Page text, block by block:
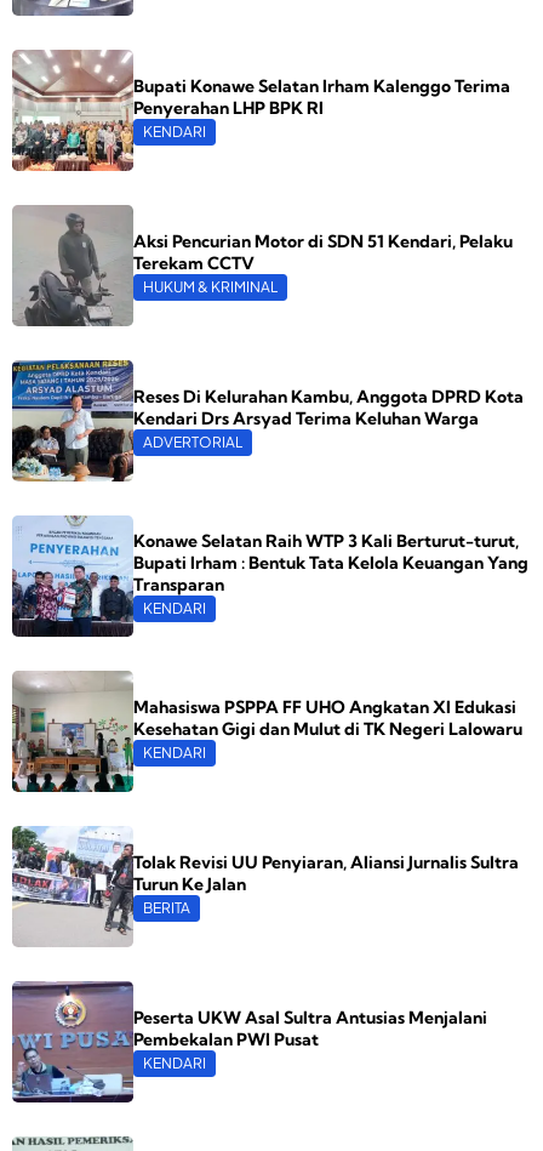
Bupati Konawe Selatan Irham Kalenggo Terima
Penyerahan LHP BPK RI
KENDARI
Aksi Pencurian Motor di SDN 51 Kendari, Pelaku
Terekam CCTV
HUKUM & KRIMINAL
Reses Di Kelurahan Kambu, Anggota DPRD Kota
Kendari Drs Arsyad Terima Keluhan Warga
ADVERTORIAL
Konawe Selatan Raih WTP 3 Kali Berturut-turut,
Bupati Irham : Bentuk Tata Kelola Keuangan Yang
Transparan
KENDARI
Mahasiswa PSPPA FF UHO Angkatan XI Edukasi
Kesehatan Gigi dan Mulut di TK Negeri Lalowaru
KENDARI
Tolak Revisi UU Penyiaran, Aliansi Jurnalis Sultra
Turun Ke Jalan
BERITA
Peserta UKW Asal Sultra Antusias Menjalani
Pembekalan PWI Pusat
KENDARI